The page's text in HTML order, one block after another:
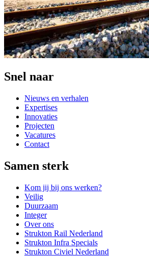
Snel naar
Nieuws en verhalen
Expertises
Innovaties
Projecten
Vacatures
Contact
Samen sterk
Kom jij bij ons werken?
Veilig
Duurzaam
Integer
Over ons
Strukton Rail Nederland
Strukton Infra Specials
Strukton Civiel Nederland